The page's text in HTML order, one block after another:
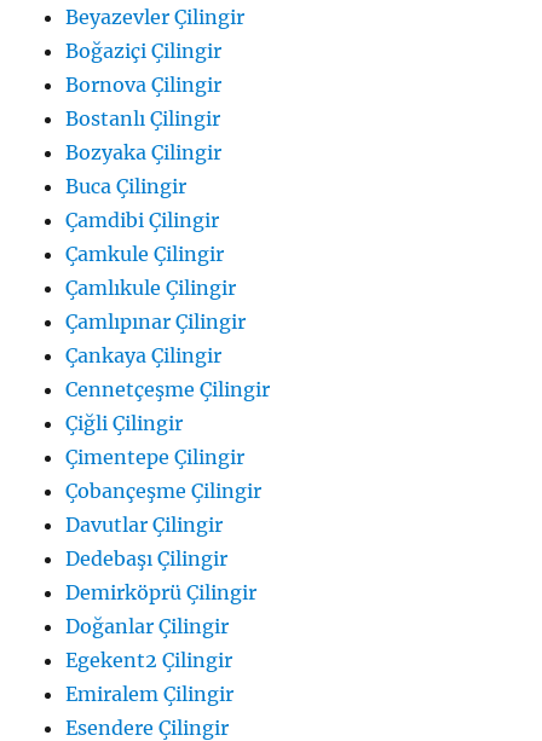
Beyazevler Çilingir
Boğaziçi Çilingir
Bornova Çilingir
Bostanlı Çilingir
Bozyaka Çilingir
Buca Çilingir
Çamdibi Çilingir
Çamkule Çilingir
Çamlıkule Çilingir
Çamlıpınar Çilingir
Çankaya Çilingir
Cennetçeşme Çilingir
Çiğli Çilingir
Çimentepe Çilingir
Çobançeşme Çilingir
Davutlar Çilingir
Dedebaşı Çilingir
Demirköprü Çilingir
Doğanlar Çilingir
Egekent2 Çilingir
Emiralem Çilingir
Esendere Çilingir